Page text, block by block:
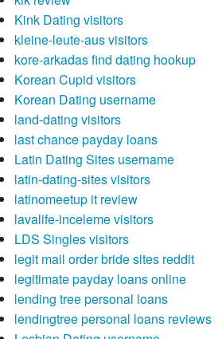
Kink Dating visitors
kleine-leute-aus visitors
kore-arkadas find dating hookup
Korean Cupid visitors
Korean Dating username
land-dating visitors
last chance payday loans
Latin Dating Sites username
latin-dating-sites visitors
latinomeetup it review
lavalife-inceleme visitors
LDS Singles visitors
legit mail order bride sites reddit
legitimate payday loans online
lending tree personal loans
lendingtree personal loans reviews